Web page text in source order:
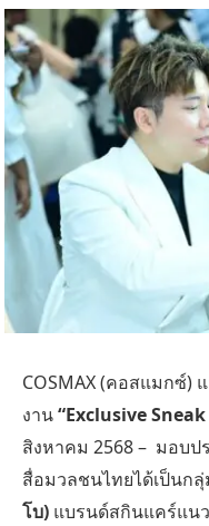
COSMAX (คอสแมกซ์)
งาน“Exclusive Sneak
สิงหาคม 2568 – มอบ
สื่อมวลชนไทยได้เป็นก
โบ) แบรนด์สกินแคร์แน